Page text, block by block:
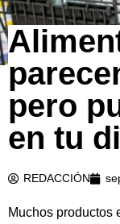
pero
en tu
REDACCIÓN
Muchos productos